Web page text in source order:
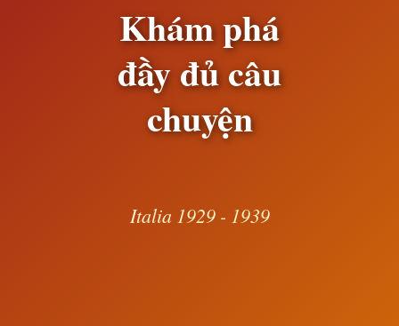
Khám phá
đầy đủ câu
chuyện
Italia 1929 - 1939